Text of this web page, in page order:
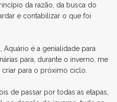
da razão, da busca do
e contabilizar o que foi
Aquário é a genialidade para
para, durante o inverno, me
para o próximo ciclo.
de passar por todas as etapas,